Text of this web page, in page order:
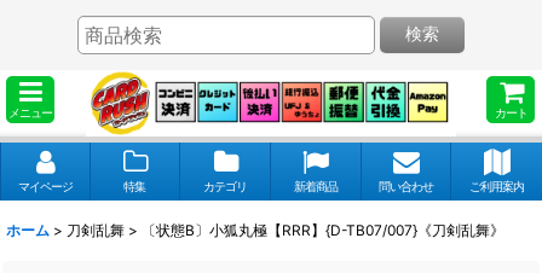
メニュー カート
検索
マイページ 特集 カテゴリ 新着商品 問い合わせ ご利用案内
ホーム > 刀剣乱舞 > 〔状態B〕小狐丸極【RRR】{D-TB07/007}《刀剣乱舞》